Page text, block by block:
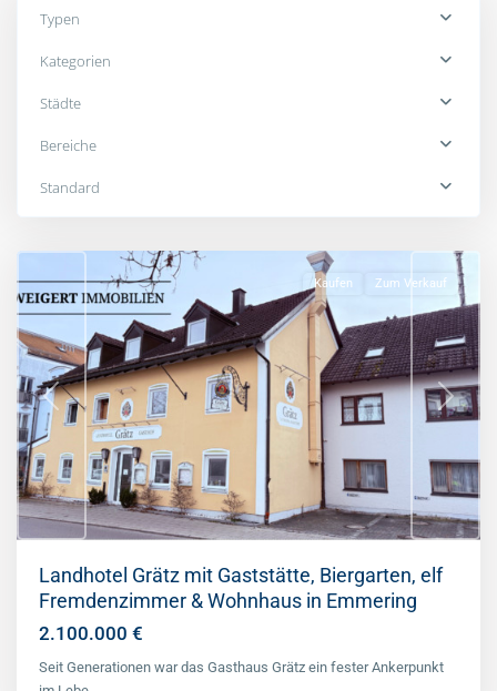
Typen
Kategorien
Städte
Bereiche
Standard
Emmering
Previous Next
Kaufen Zum Verkauf
Landhotel Grätz mit Gaststätte, Biergarten, elf
Fremdenzimmer & Wohnhaus in Emmering
2.100.000 €
Seit Generationen war das Gasthaus Grätz ein fester Ankerpunkt